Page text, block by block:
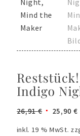
Indigo
26,91€
war:
25,90 €
inkl. 19 % MwSt.